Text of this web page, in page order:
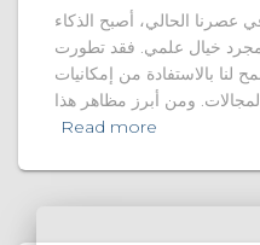
عصرنا الحالي، أصبح الذكاء
خيال علمي. فقد تطورت
بالاستفادة من إمكانيات
ومن أبرز مظاهر هذا
Read more